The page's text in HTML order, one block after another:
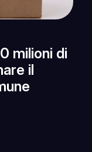
milioni di
il